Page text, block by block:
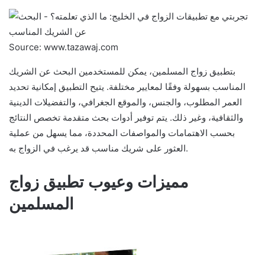
Source: www.tazawaj.com
بتطبيق زواج المسلمين، يمكن للمستخدمين البحث عن الشريك
المناسب بسهولة وفقًا لمعايير مختلفة. يتيح التطبيق إمكانية تحديد
العمر المطلوب، والجنس، والموقع الجغرافي، والتفضيلات الدينية
والثقافية، وغير ذلك. يتم توفير أدوات بحث متقدمة تخصص النتائج
بحسب الاهتمامات والمواصفات المحددة، مما يسهل من عملية
العثور على شريك مناسب قد يرغب في الزواج به.
مميزات وعيوب تطبيق زواج
المسلمين